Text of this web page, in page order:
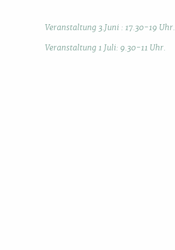
Veranstaltung 3.Juni : 17.30-19 Uhr.
Veranstaltung 1 Juli: 9.30-11 Uhr.